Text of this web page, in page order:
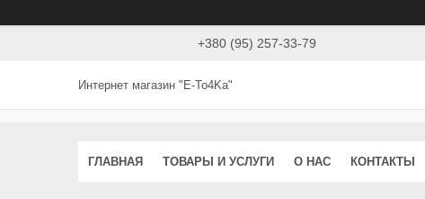
+380 (95) 257-33-79
Интернет магазин "E-To4Ka"
ГЛАВНАЯ ТОВАРЫ И УСЛУГИ О НАС КОНТАКТЫ